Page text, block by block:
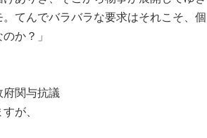
てんでバラバラな要求はそれこそ、個
か？」
府関与抗議
が、